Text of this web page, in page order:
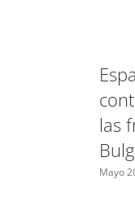
las
Mayo